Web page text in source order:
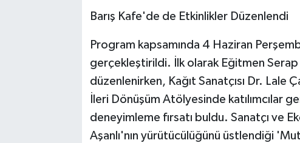
Barış Kafe'de de Etkinlikler Düzenlendi
Program kapsamında 4 Haziran
gerçekleştirildi. İlk olarak Eğitmen
düzenlenirken, Kağıt Sanatçısı Dr. Lale
İleri Dönüşüm Atölyesinde katılımcılar
deneyimleme fırsatı buldu. Sanatçı ve
Aşanlı'nın yürütücülüğünü üstlendiği